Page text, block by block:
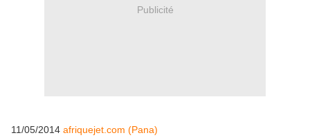
Publicité
11/05/2014 afriquejet.com (Pana)